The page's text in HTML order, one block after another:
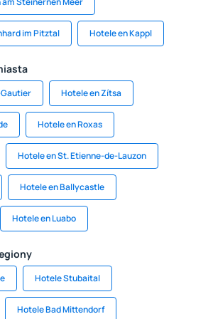
im Pitztal Hotele en Kappl
Hotele en Zítsa
Hotele en Roxas
Hotele en St. Etienne-de-Lauzon
Hotele en Ballycastle
Hotele en Luabo
Hotele Stubaital
Hotele Bad Mittendorf